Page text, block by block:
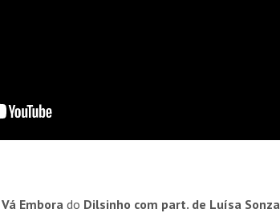
Embora do Dilsinho com part. de Luísa Sonza